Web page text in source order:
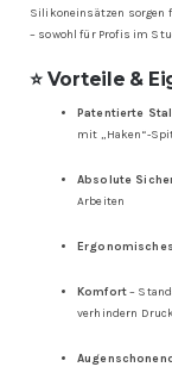
Silikoneinsätzen sorgen
– sowohl für Profis im
⭐ Vorteile &
Patentierte
mit „Haken“-
Absolute
Arbeiten
Komfort–
verhindern